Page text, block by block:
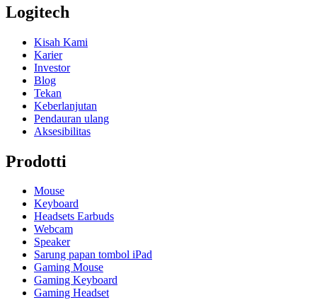
Logitech
Kisah Kami
Karier
Investor
Blog
Tekan
Keberlanjutan
Pendauran ulang
Aksesibilitas
Prodotti
Mouse
Keyboard
Headsets Earbuds
Webcam
Speaker
Sarung papan tombol iPad
Gaming Mouse
Gaming Keyboard
Gaming Headset